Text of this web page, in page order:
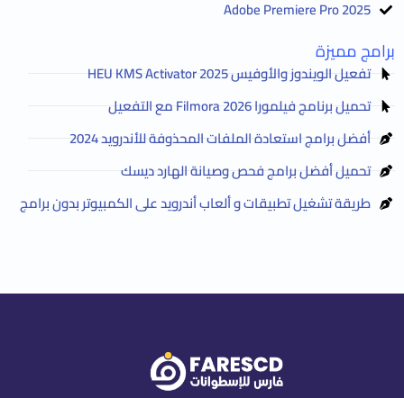
Adobe Premiere Pro 2025
برامج مميزة
تفعيل الويندوز والأوفيس HEU KMS Activator 2025
تحميل برنامج فيلمورا Filmora 2026 مع التفعيل
أفضل برامج استعادة الملفات المحذوفة للأندرويد 2024
تحميل أفضل برامج فحص وصيانة الهارد ديسك
طريقة تشغيل تطبيقات و ألعاب أندرويد على الكمبيوتر بدون برامج